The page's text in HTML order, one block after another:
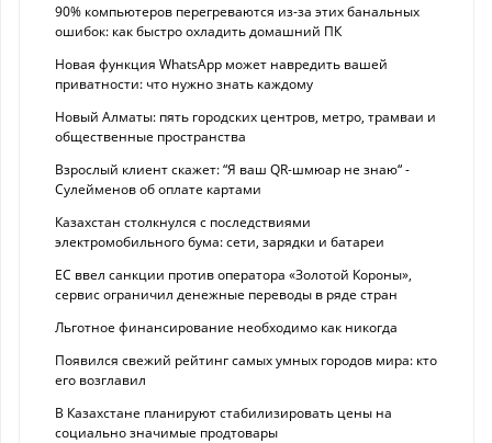
90% компьютеров перегреваются из-за этих банальных
ошибок: как быстро охладить домашний ПК
Новая функция WhatsApp может навредить вашей
приватности: что нужно знать каждому
Новый Алматы: пять городских центров, метро, трамваи и
общественные пространства
Взрослый клиент скажет: “Я ваш QR-шмюар не знаю“ -
Сулейменов об оплате картами
Казахстан столкнулся с последствиями
электромобильного бума: сети, зарядки и батареи
ЕС ввел санкции против оператора «Золотой Короны»,
сервис ограничил денежные переводы в ряде стран
Льготное финансирование необходимо как никогда
Появился свежий рейтинг самых умных городов мира: кто
его возглавил
В Казахстане планируют стабилизировать цены на
социально значимые продтовары